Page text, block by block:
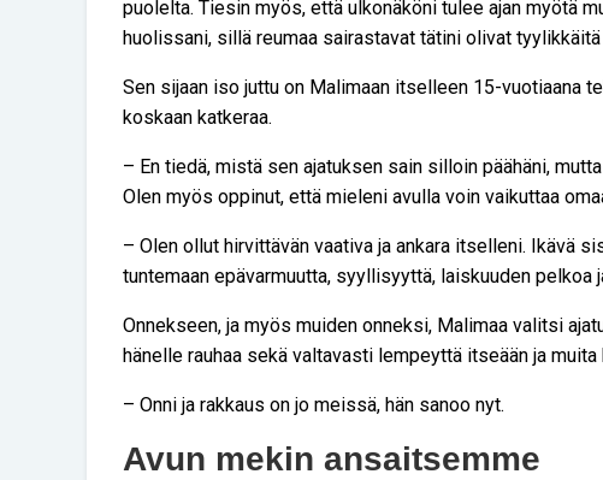
puolelta. Tiesin myös, että ulkonäköni tulee ajan myötä
huolissani, sillä reumaa sairastavat tätini olivat tyylikkäitä
Sen sijaan iso juttu on Malimaan itselleen 15-vuotiaana
koskaan katkeraa.
– En tiedä, mistä sen ajatuksen sain silloin päähäni,
Olen myös oppinut, että mieleni avulla voin vaikuttaa
– Olen ollut hirvittävän vaativa ja ankara itselleni. Ikävä
tuntemaan epävarmuutta, syyllisyyttä, laiskuuden pelkoa
Onnekseen, ja myös muiden onneksi, Malimaa valitsi
hänelle rauhaa sekä valtavasti lempeyttä itseään ja muita
– Onni ja rakkaus on jo meissä, hän sanoo nyt.
Avun mekin ansaitsemme